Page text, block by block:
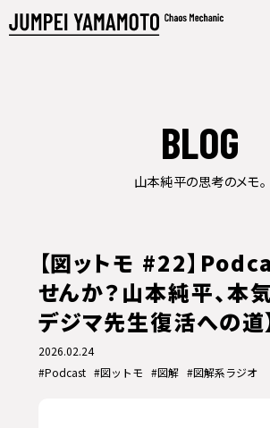
BLOG
山本純平の思考のメモ。
【図ットモ #22】
せんか？山本純平、本
デジマ先生復活への道
2026.02.24
#Podcast #図ットモ #図解 #図解系ラジオ